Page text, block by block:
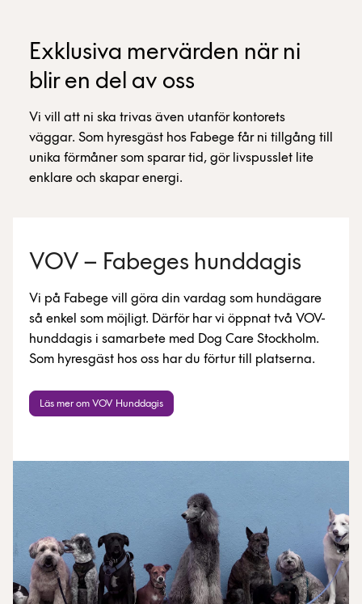
Exklusiva mervärden när ni
blir en del av oss
Vi vill att ni ska trivas även utanför kontorets
väggar. Som hyresgäst hos Fabege får ni tillgång till
unika förmåner som sparar tid, gör livspusslet lite
enklare och skapar energi.
VOV – Fabeges hunddagis
Vi på Fabege vill göra din vardag som hundägare
så enkel som möjligt. Därför har vi öppnat två VOV-
hunddagis i samarbete med Dog Care Stockholm.
Som hyresgäst hos oss har du förtur till platserna.
Läs mer om VOV Hunddagis